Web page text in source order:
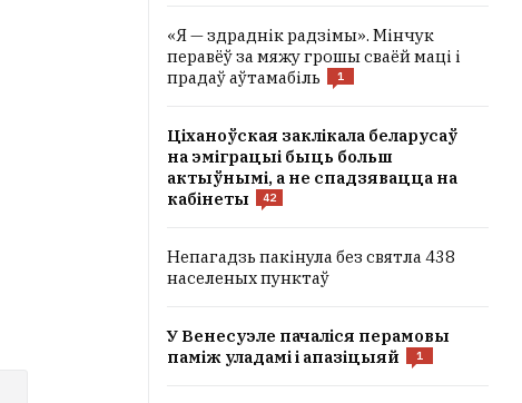
«Я — здраднік радзімы». Мінчук
перавёў за мяжу грошы сваёй маці і
прадаў аўтамабіль
1
Ціханоўская заклікала беларусаў
на эміграцыі быць больш
актыўнымі, а не спадзявацца на
кабінеты
42
Непагадзь пакінула без святла 438
населеных пунктаў
У Венесуэле пачаліся перамовы
паміж уладамі і апазіцыяй
1